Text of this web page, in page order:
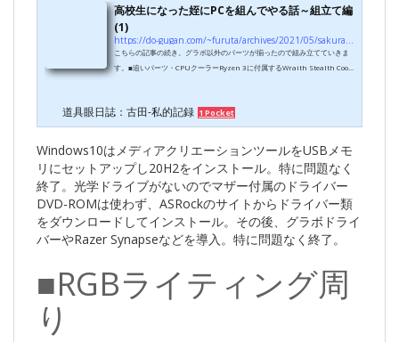
高校生になった姪にPCを組んでやる話～組立て編
(1)
https://do-gugan.com/~furuta/archives/2021/05/sakura.html
こちらの記事の続き。グラボ以外のパーツが揃ったので組み立てていきま
す。■追いパーツ・CPUクーラーRyzen 3に付属するWraith Stealth Coole
hはアルミ、Prismは銅、という違いもあります。ある実験データでは5°
くらい違うぽい。定格ならStealthでもきちんと保証されるんだろうけど、
少しでも温度が低くなり回転数落とせたりサーマルスロットリングの可能
性を減らせるならばと。あと貴重なChroma...
道具眼日誌：古田-私的記録 1 Pocket
Windows10はメディアクリエーションツールをUSBメモ
リにセットアップし20H2をインストール。特に問題なく
終了。光学ドライブがないのでマザー付属のドライバー
DVD-ROMは使わず、ASRockのサイトからドライバー類
をダウンロードしてインストール。その後、グラボドライ
バーやRazer Synapseなどを導入。特に問題なく終了。
■RGBライティング周
り